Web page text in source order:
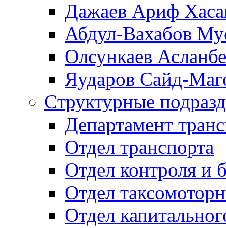
Дажаев Ариф
Абдул-Вахабов
Олсункаев
Яударов Сайд-
Структурные
Департамент
Отдел транспорта
Отдел контроля и
Отдел
Отдел